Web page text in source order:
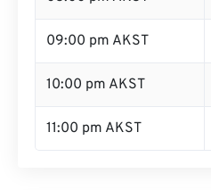
09:00 pm AKST
10:00 pm AKST
11:00 pm AKST